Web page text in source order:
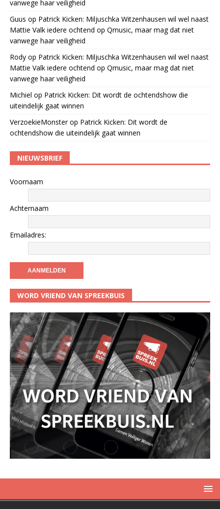
vanwege haar veiligheid
Guus op Patrick Kicken: Miljuschka Witzenhausen wil wel naast
Mattie Valk iedere ochtend op Qmusic, maar mag dat niet
vanwege haar veiligheid
Rody op Patrick Kicken: Miljuschka Witzenhausen wil wel naast
Mattie Valk iedere ochtend op Qmusic, maar mag dat niet
vanwege haar veiligheid
Michiel op Patrick Kicken: Dit wordt de ochtendshow die
uiteindelijk gaat winnen
VerzoekieMonsterop Patrick Kicken: Dit wordt de
ochtendshow die uiteindelijk gaat winnen
NIEUWSBRIEF
Voornaam
Achternaam
Emailadres:
WORD VRIEND VAN SPREEKBUIS